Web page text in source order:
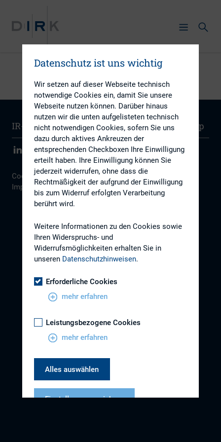
IR-Wissen Kontakt Newsletter Sitemap
Cookie Einstellungen | Datenschutz |
Impressum
Datenschutz ist uns wichtig
Wir setzen auf dieser Webseite technisch
notwendige Cookies ein, damit Sie unsere
Webseite nutzen können. Darüber hinaus
nutzen wir die unten aufgelisteten technisch
nicht notwendigen Cookies, sofern Sie uns
dazu durch aktives Ankreuzen der
entsprechenden Checkboxen Ihre Einwilligung
erteilt haben. Ihre Einwilligung können Sie
jederzeit widerrufen, ohne dass die
Rechtmäßigkeit der aufgrund der Einwilligung
bis zum Widerruf erfolgten Verarbeitung
berührt wird.
Weitere Informationen zu den Cookies sowie
Ihren Widerspruchs- und
Widerrufsmöglichkeiten erhalten Sie in
unseren Datenschutzhinweisen.
Erforderliche Cookies
mehr erfahren
Leistungsbezogene Cookies
mehr erfahren
Alles auswählen
Einstellungen speichern